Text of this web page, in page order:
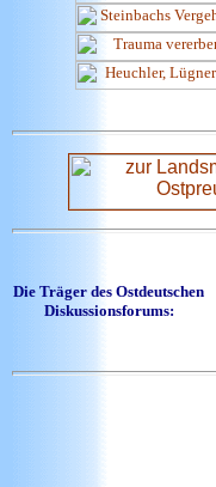
Die Träger des Ostdeutschen
Diskussionsforums: